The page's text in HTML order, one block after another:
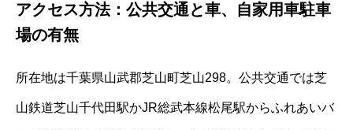
アクセス方法：公共交通と車、自家用車駐車
場の有無
所在地は千葉県山武郡芝山町芝山298。公共交通では芝
山鉄道芝山千代田駅かJR総武本線松尾駅からふれあいバ